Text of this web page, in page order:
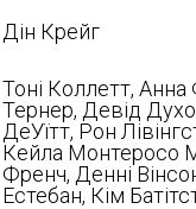
Дін Крейг
Тоні Коллетт, Анна
Тернер, Девід
ДеУїтт, Рон
Кейла Монтеросо
Френч, Денні
Естебан, Кім